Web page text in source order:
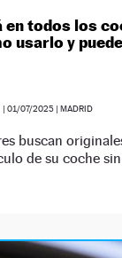
en todos los
usarlo y
| 01/07/2025| MADRID
buscan
de su coche